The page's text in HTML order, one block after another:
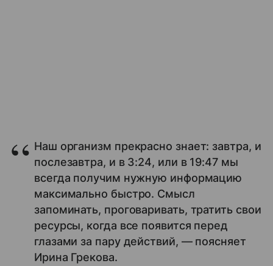
Наш организм прекрасно знает: завтра, и
послезавтра, и в 3:24, или в 19:47 мы
всегда получим нужную информацию
максимально быстро. Смысл
запоминать, проговаривать, тратить свои
ресурсы, когда все появится перед
глазами за пару действий, — поясняет
Ирина Грекова.